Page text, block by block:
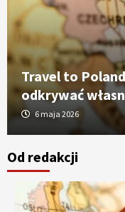
Travel to
odkrywać
6 maja 2026
Od redakcji
3
obróbki